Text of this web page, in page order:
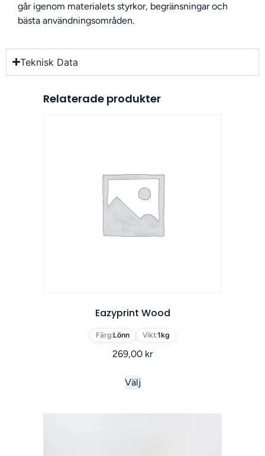
går igenom materialets styrkor, begränsningar och
bästa användningsområden.
Teknisk Data
Relaterade produkter
Eazyprint Wood
Färg:Lönn Vikt:1kg
269,00 kr
Välj